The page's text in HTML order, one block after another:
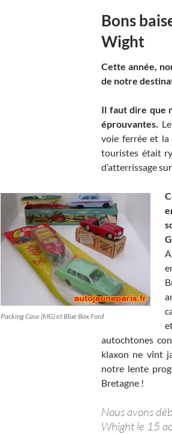
Bons
Wight
Cette année,
de notre
Il faut dire que
éprouvantes.
voie ferrée et
touristes était
d’atterrissage
Packing Case (MG) et Blue Box Ford
autochtones
klaxon ne vînt
notre lente
Bretagne !
Nous avons
Whight le 15